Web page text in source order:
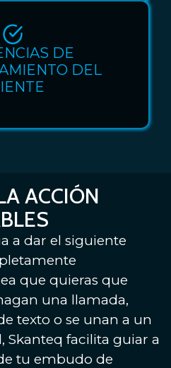
DE
DEL
ACCIÓN
a dar el siguiente
que quieras que
una llamada,
texto o se unan a un
Skanteq facilita guiar a
tu embudo de